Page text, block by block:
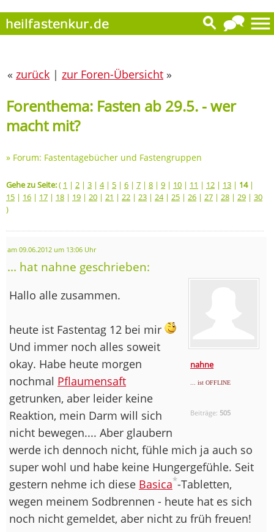
« zurück | zur Foren-Übersicht »
Forenthema: Fasten ab 29.5. - wer
macht mit?
» Forum: Fastentagebücher und Fastengruppen
Gehe zu Seite:( 1 | 2 | 3 | 4| 5 | 6 | 7 | 8 | 9 | 10 | 11 | 12 | 13 | 14|
15 | 16 | 17 | 18 | 19 | 20 | 21 | 22 | 23 | 24| 25 | 26 | 27 | 28 | 29 | 30
)
am 09.06.2012 um 13:06 Uhr
... hat nahne geschrieben:
nahne
... ist OFFLINE
Beiträge: 505
Hallo alle zusammen.
heute ist Fastentag 12 bei mir
Und immer noch alles soweit
okay. Habe heute morgen
nochmal Pflaumensaft
getrunken, aber leider keine
Reaktion, mein Darm will sich
nicht bewegen.... Aber glaubern
werde ich dennoch nicht, fühle mich ja auch so
super wohl und habe keine Hungergefühle. Seit
gestern nehme ich diese Basica*-Tabletten,
wegen meinem Sodbrennen - heute hat es sich
noch nicht gemeldet, aber nicht zu früh freuen!